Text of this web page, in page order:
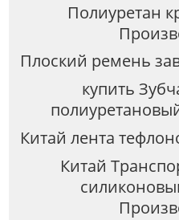
Полиуретан
Плоский ремень
купить
Китай лента
Китай